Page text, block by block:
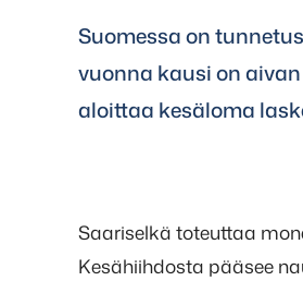
Suomessa on
vuonna kausi on
aloittaa kesäloma
Saariselkä toteuttaa
Kesähiihdosta pääsee